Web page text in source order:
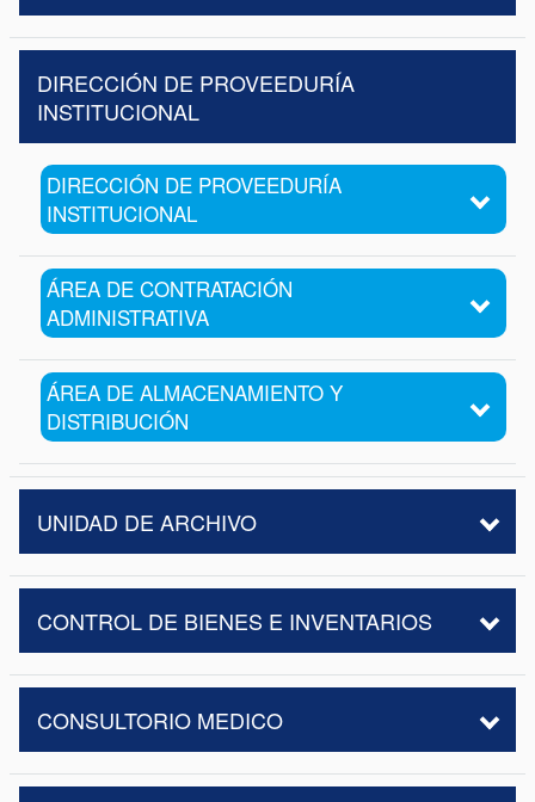
DIRECCIÓN DE PROVEEDURÍA
INSTITUCIONAL
DIRECCIÓN DE PROVEEDURÍA
INSTITUCIONAL
ÁREA DE CONTRATACIÓN
ADMINISTRATIVA
ÁREA DE ALMACENAMIENTO Y
DISTRIBUCIÓN
UNIDAD DE ARCHIVO
CONTROL DE BIENES E INVENTARIOS
CONSULTORIO MEDICO